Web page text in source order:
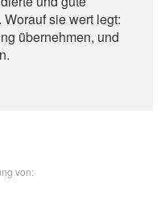
sie wert legt:
übernehmen, und
-